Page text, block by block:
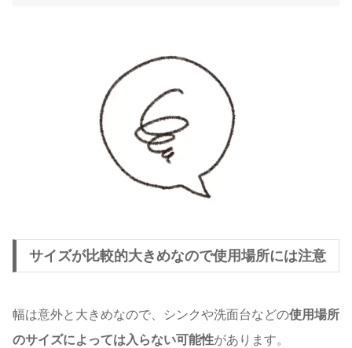
サイズが比較的大きめなので使用場所には注意
幅は意外と大きめなので、シンクや洗面台などの使用場所
のサイズによっては入らない可能性があります。